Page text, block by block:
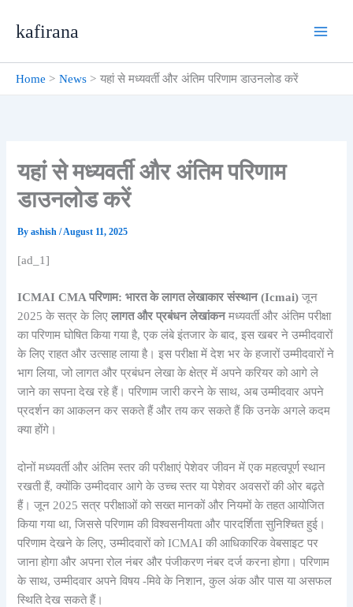
kafirana
Home News यहां से मध्यवर्ती और अंतिम परिणाम डाउनलोड करें
यहां से मध्यवर्ती और अंतिम परिणाम
डाउनलोड करें
Byashish/August 11, 2025
[ad_1]
ICMAI CMA परिणाम: भारत के लागत लेखाकार संस्थान(Icmai) जून
2025 के सत्र के लिएलागत और प्रबंधन लेखांकनमध्यवर्ती और अंतिम परीक्षा
का परिणाम घोषित किया गया है, एक लंबे इंतजार के बाद, इस खबर ने उम्मीदवारों
के लिए राहत और उत्साह लाया है। इस परीक्षा में देश भर के हजारों उम्मीदवारों ने
भाग लिया, जो लागत और प्रबंधन लेखा के क्षेत्र में अपने करियर को आगे ले
जाने का सपना देख रहे हैं। परिणाम जारी करने के साथ, अब उम्मीदवार अपने
प्रदर्शन का आकलन कर सकते हैं और तय कर सकते हैं कि उनके अगले कदम
क्या होंगे।
दोनों मध्यवर्ती और अंतिम स्तर की परीक्षाएं पेशेवर जीवन में एक महत्वपूर्ण स्थान
रखती हैं, क्योंकि उम्मीदवार आगे के उच्च स्तर या पेशेवर अवसरों की ओर बढ़ते
हैं। जून 2025 सत्र परीक्षाओं को सख्त मानकों और नियमों के तहत आयोजित
किया गया था, जिससे परिणाम की विश्वसनीयता और पारदर्शिता सुनिश्चित हुई।
परिणाम देखने के लिए, उम्मीदवारों को ICMAI की आधिकारिक वेबसाइट पर
जाना होगा और अपना रोल नंबर और पंजीकरण नंबर दर्ज करना होगा। परिणाम
के साथ, उम्मीदवार अपने विषय -मिवे के निशान, कुल अंक और पास या असफल
स्थिति देख सकते हैं।